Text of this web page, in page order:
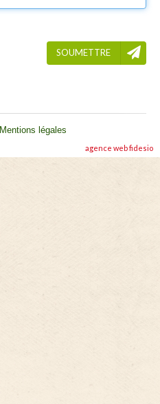
SOUMETTRE
Mentions légales
agence webfidesio